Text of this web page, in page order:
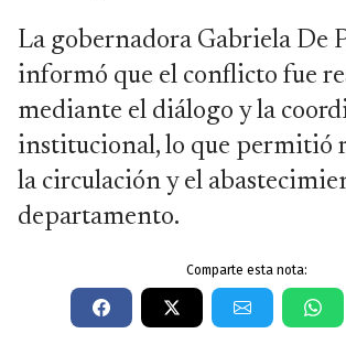
La gobernadora Gabriela De
informó que el conflicto fue
mediante el diálogo y la
institucional, lo que permitió
la circulación y el
departamento.
Comparte esta nota: